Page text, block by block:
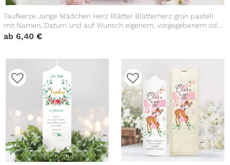
Taufkerze Junge Mädchen Herz Blätter Blätterherz grün pastell
mit Namen, Datum und auf Wunsch eigenem, vorgegebenem oder
keinem Taufspruch
ab 6,40 €